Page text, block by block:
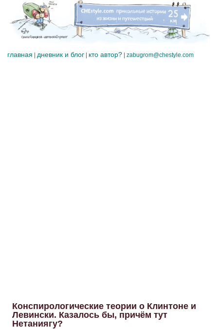
главная | дневник и блог | кто автор? | zabugrom@chestyle.com
Конспирологические теории о Клинтоне и
Левински. Казалось бы, причём тут
Нетаниягу?